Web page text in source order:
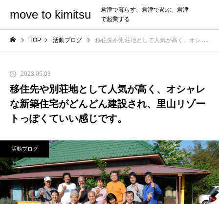
move to kimitsu
君津で暮らす、君津で遊ぶ、君津
で起業する
TOP 活動ブログ 移住先や別荘地として人気が高く、オシャレな新築住宅がどんどん建設され、里山リゾートっぽくていい感じです。
2023.05.03
移住先や別荘地として人気が高く、オシャレ
な新築住宅がどんどん建設され、里山リゾー
トっぽくていい感じです。
活動ブログ